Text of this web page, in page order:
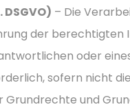
DSGVO) – Die
der berechtigten
oder
sofern nicht
Grundrechte und